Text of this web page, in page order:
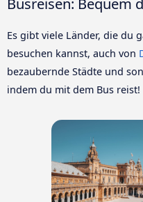
Es gibt viele Länder, die du
besuchen kannst, auch von
bezaubernde Städte und
indem du mit dem Bus reist!